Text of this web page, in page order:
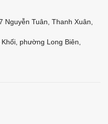
Nguyễn Tuân, Thanh Xuân,
phường Long Biên,